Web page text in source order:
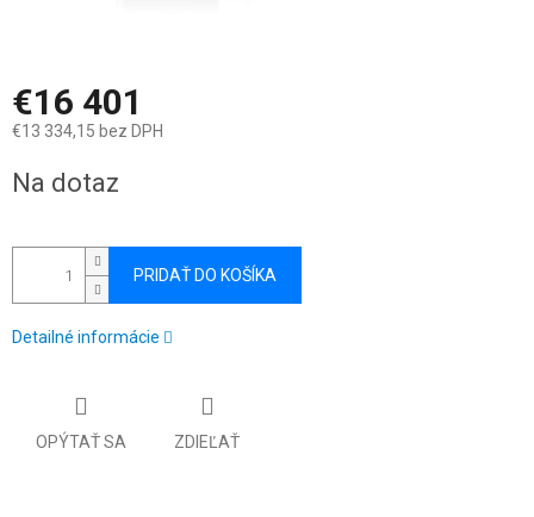
€16 401
€13 334,15 bez DPH
cena:
Na dotaz
PRIDAŤ DO KOŠÍKA
Detailné informácie
OPÝTAŤ SA ZDIEĽAŤ